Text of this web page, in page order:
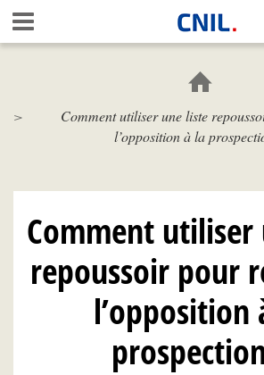
Aller
au
contenu
Comment utiliser une liste
l’opposition à la
Comment
repoussoir pour
l’opposition
Gestion de vos préférences sur les cookies